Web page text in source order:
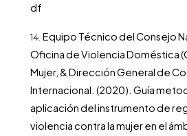
df
Equipo Técnico del Consejo
Oficina de Violencia Doméstica
Mujer, & Dirección General de
Internacional. (2020). Guía
aplicación del instrumento de
violencia contra la mujer en el